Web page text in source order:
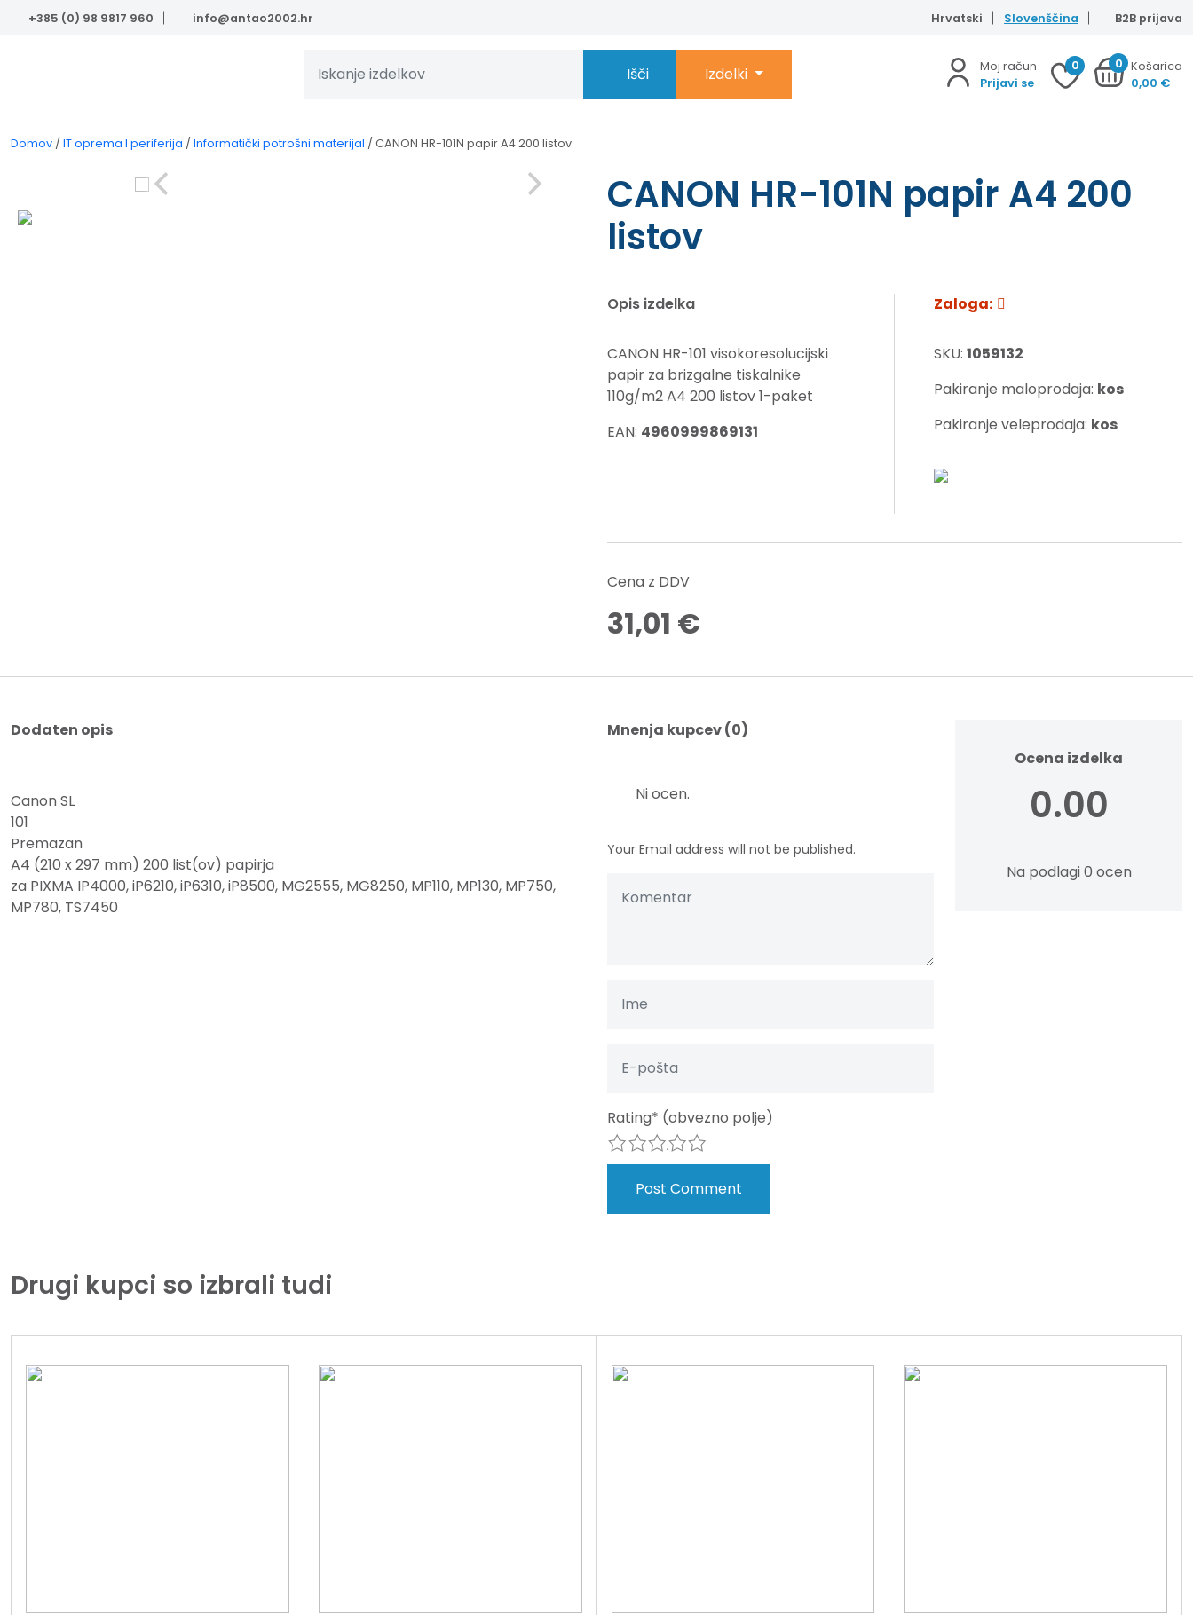
Skip to main content
+385 (0) 98 9817 960 info@antao2002.hr Hrvatski Slovenščina B2B prijava
Išči Izdelki
Moj račun
Prijavi se
0 0 Košarica
0,00 €
Domov / IT oprema I periferija / Informatički potrošni materijal / CANON HR-101N papir A4 200 listov
CANON HR-101N papir A4 200
listov
Opis izdelka
CANON HR-101 visokoresolucijski
papir za brizgalne tiskalnike
110g/m2 A4 200 listov 1-paket
EAN: 4960999869131
Zaloga:
SKU: 1059132
Pakiranje maloprodaja: kos
Pakiranje veleprodaja: kos
Cena z DDV
31,01 €
Dodaten opis
Canon SL
101
Premazan
A4 (210 x 297 mm) 200 list(ov) papirja
za PIXMA IP4000, iP6210, iP6310, iP8500, MG2555, MG8250, MP110, MP130, MP750,
MP780, TS7450
Mnenja kupcev (0)
Ni ocen.
Your Email address will not be published.
Rating* (obvezno polje)
5
4
3
2
Ocena izdelka
0.00
Na podlagi 0 ocen
Drugi kupci so izbrali tudi